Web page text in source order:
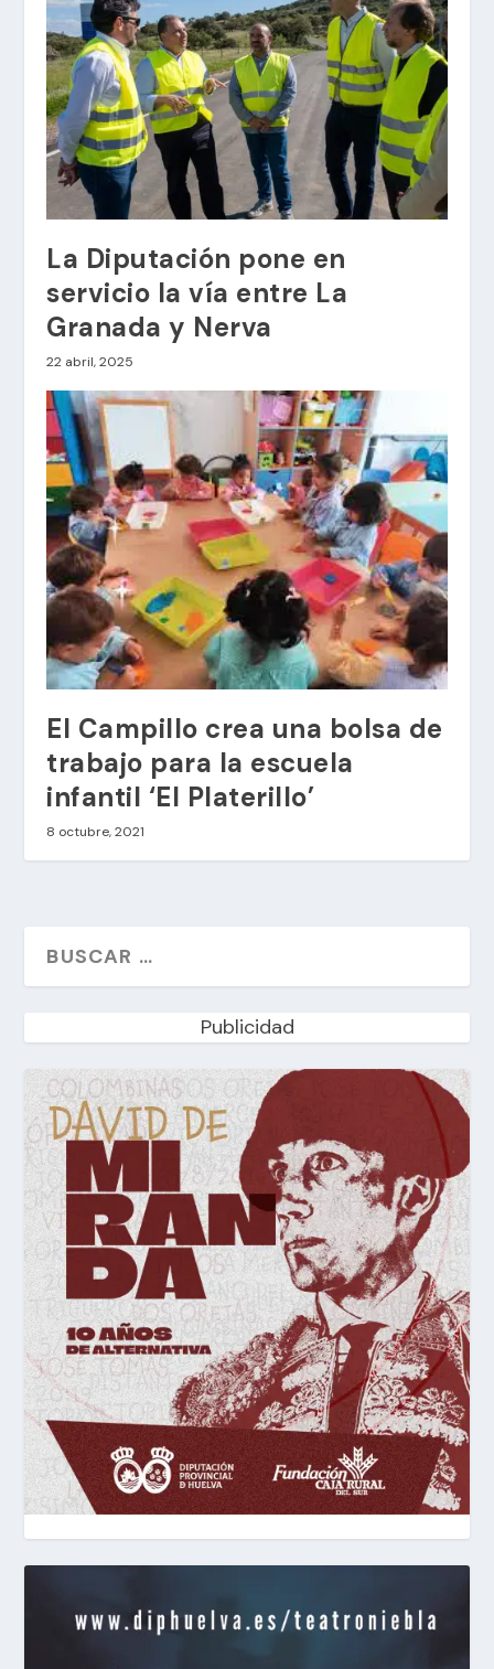
La Diputación pone en
servicio la vía entre La
Granada y Nerva
22 abril, 2025
El Campillo crea una bolsa de
trabajo para la escuela
infantil ‘El Platerillo’
8 octubre, 2021
Publicidad